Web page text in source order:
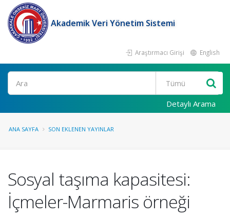
Akademik Veri Yönetim Sistemi
Araştırmacı Girişi English
Ara
Detaylı Arama
ANA SAYFA SON EKLENEN YAYINLAR
Sosyal taşıma kapasitesi:
İçmeler-Marmaris örneği